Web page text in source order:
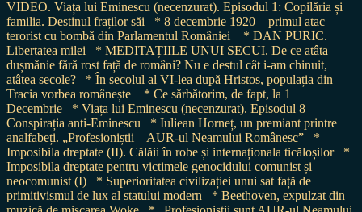
VIDEO. Viața lui Eminescu (necenzurat). Episodul 1: Copilăria și
familia. Destinul fraților săi
* 8 decembrie 1920 – primul atac
terorist cu bombă din Parlamentul României
* DAN PURIC.
Libertatea milei
* MEDITAȚIILE UNUI SECUI. De ce atâta
dușmănie fără rost față de români? Nu e destul cât i-am chinuit,
atâtea secole?
* În secolul al VI-lea după Hristos, populația din
Tracia vorbea românește
* Ce sărbătorim, de fapt, la 1
Decembrie
* Viața lui Eminescu (necenzurat). Episodul 8 –
Conspirația anti-Eminescu
* Iuliean Horneț, un premiant printre
analfabeți. „Profesioniștii – AUR-ul Neamului Românesc”
*
Imposibila dreptate (II). Călăii în robe și internaționala ticăloșilor
*
Imposibila dreptate pentru victimele genocidului comunist și
neocomunist (I)
* Superioritatea civilizației unui sat față de
primitivismul de lux al statului modern
* Beethoven, expulzat din